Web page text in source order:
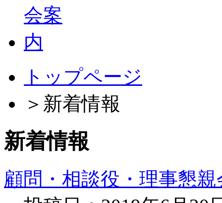
トップページ
＞ 新着情報
新着情報
顧問・相談役・理事懇親